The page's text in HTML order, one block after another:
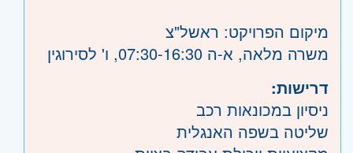
מיקום הפרויקט: ראשל"צ
משרה מלאה, א-ה 07:30-16:30, ו' לסירוגין
דרישות:
ניסיון במכונאות רכב
שליטה בשפה האנגלית